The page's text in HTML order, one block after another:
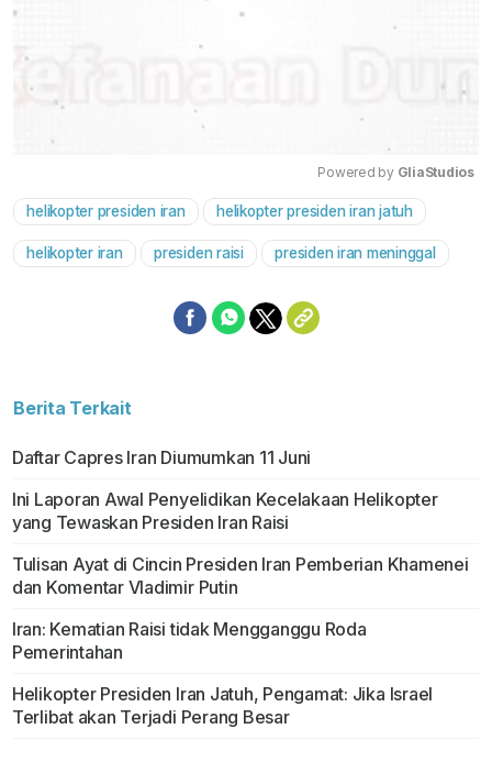
Mute
Powered by GliaStudios
helikopter presiden iran helikopter presiden iran jatuh
helikopter iran presiden raisi presiden iran meninggal
Berita Terkait
Daftar Capres Iran Diumumkan 11 Juni
Ini Laporan Awal Penyelidikan Kecelakaan Helikopter
yang Tewaskan Presiden Iran Raisi
Tulisan Ayat di Cincin Presiden Iran Pemberian Khamenei
dan Komentar Vladimir Putin
Iran: Kematian Raisi tidak Mengganggu Roda
Pemerintahan
Helikopter Presiden Iran Jatuh, Pengamat: Jika Israel
Terlibat akan Terjadi Perang Besar